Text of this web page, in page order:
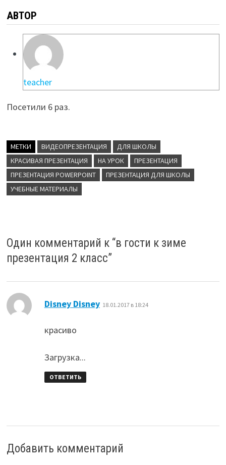
АВТОР
teacher
Посетили 6 раз.
МЕТКИ ВИДЕОПРЕЗЕНТАЦИЯ
ДЛЯ ШКОЛЫ
КРАСИВАЯ ПРЕЗЕНТАЦИЯ
НА УРОК
ПРЕЗЕНТАЦИЯ
ПРЕЗЕНТАЦИЯ POWERPOINT
ПРЕЗЕНТАЦИЯ ДЛЯ ШКОЛЫ
УЧЕБНЫЕ МАТЕРИАЛЫ
Один комментарий к “в гости к зиме
презентация 2 класс”
Disney Disney: 18.01.2017 в 18:24
красиво
Загрузка...
ОТВЕТИТЬ
Добавить комментарий